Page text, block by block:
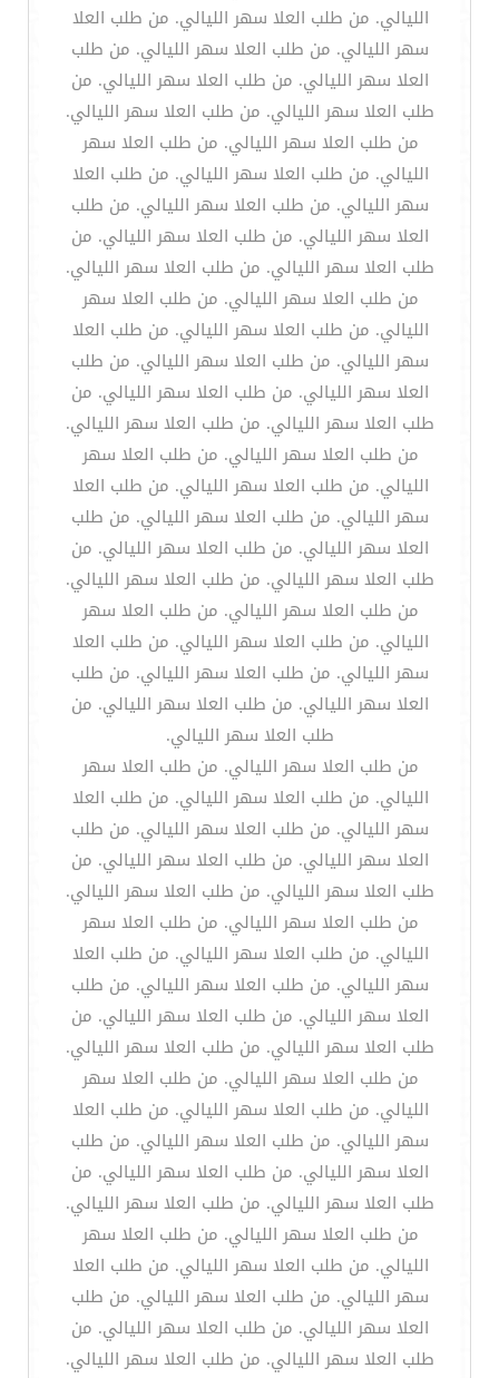
الليالي. من طلب العلا سهر الليالي. من طلب العلا
سهر الليالي. من طلب العلا سهر الليالي. من طلب
العلا سهر الليالي. من طلب العلا سهر الليالي. من
طلب العلا سهر الليالي. من طلب العلا سهر الليالي.
من طلب العلا سهر الليالي. من طلب العلا سهر
الليالي. من طلب العلا سهر الليالي. من طلب العلا
سهر الليالي. من طلب العلا سهر الليالي. من طلب
العلا سهر الليالي. من طلب العلا سهر الليالي. من
طلب العلا سهر الليالي. من طلب العلا سهر الليالي.
من طلب العلا سهر الليالي. من طلب العلا سهر
الليالي. من طلب العلا سهر الليالي. من طلب العلا
سهر الليالي. من طلب العلا سهر الليالي. من طلب
العلا سهر الليالي. من طلب العلا سهر الليالي. من
طلب العلا سهر الليالي. من طلب العلا سهر الليالي.
من طلب العلا سهر الليالي. من طلب العلا سهر
الليالي. من طلب العلا سهر الليالي. من طلب العلا
سهر الليالي. من طلب العلا سهر الليالي. من طلب
العلا سهر الليالي. من طلب العلا سهر الليالي. من
طلب العلا سهر الليالي. من طلب العلا سهر الليالي.
من طلب العلا سهر الليالي. من طلب العلا سهر
الليالي. من طلب العلا سهر الليالي. من طلب العلا
سهر الليالي. من طلب العلا سهر الليالي. من طلب
العلا سهر الليالي. من طلب العلا سهر الليالي. من
طلب العلا سهر الليالي.
من طلب العلا سهر الليالي. من طلب العلا سهر
الليالي. من طلب العلا سهر الليالي. من طلب العلا
سهر الليالي. من طلب العلا سهر الليالي. من طلب
العلا سهر الليالي. من طلب العلا سهر الليالي. من
طلب العلا سهر الليالي. من طلب العلا سهر الليالي.
من طلب العلا سهر الليالي. من طلب العلا سهر
الليالي. من طلب العلا سهر الليالي. من طلب العلا
سهر الليالي. من طلب العلا سهر الليالي. من طلب
العلا سهر الليالي. من طلب العلا سهر الليالي. من
طلب العلا سهر الليالي. من طلب العلا سهر الليالي.
من طلب العلا سهر الليالي. من طلب العلا سهر
الليالي. من طلب العلا سهر الليالي. من طلب العلا
سهر الليالي. من طلب العلا سهر الليالي. من طلب
العلا سهر الليالي. من طلب العلا سهر الليالي. من
طلب العلا سهر الليالي. من طلب العلا سهر الليالي.
من طلب العلا سهر الليالي. من طلب العلا سهر
الليالي. من طلب العلا سهر الليالي. من طلب العلا
سهر الليالي. من طلب العلا سهر الليالي. من طلب
العلا سهر الليالي. من طلب العلا سهر الليالي. من
طلب العلا سهر الليالي. من طلب العلا سهر الليالي.